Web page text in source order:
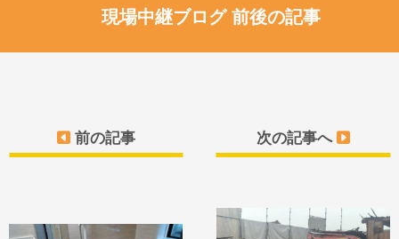
現場中継ブログ 前後の記事
前の記事 次の記事へ